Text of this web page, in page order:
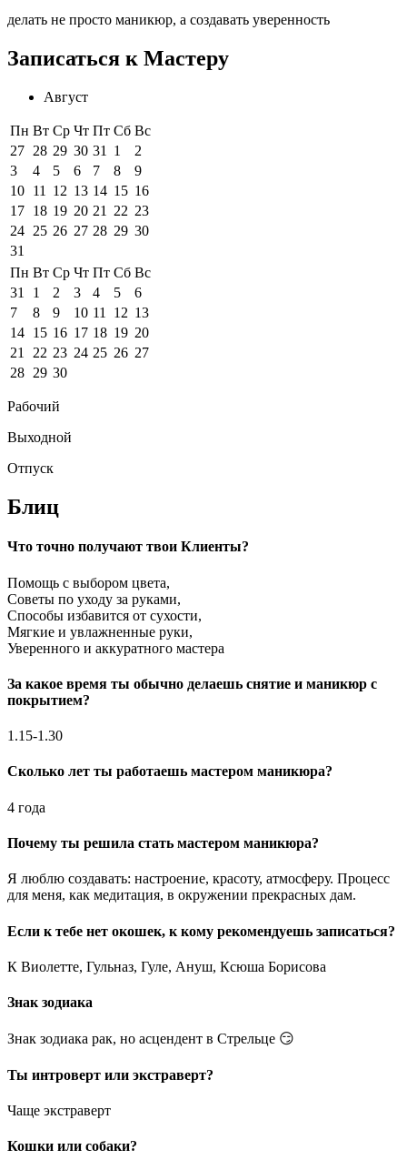
делать не просто маникюр, а создавать уверенность
Записаться к Мастеру
Август
Пн Вт Ср Чт Пт Сб Вс
27 28 29 30 31 1
2
3
4 5 6 7 8
9
10 11 12 13 14 15 16
17 18 19 20 21 22 23
24 25 26 27 28 29 30
31
Пн Вт Ср Чт Пт Сб Вс
31
1 2 3 4 5
6
7
8 9 10 11 12 13
14 15 16 17 18 19 20
21
22 23 24 25 26 27
28 29 30
Рабочий
Выходной
Отпуск
Блиц
Что точно получают твои Клиенты?
Помощь с выбором цвета,
Советы по уходу за руками,
Способы избавится от сухости,
Мягкие и увлажненные руки,
Уверенного и аккуратного мастера
За какое время ты обычно делаешь снятие и маникюр с
покрытием?
1.15-1.30
Сколько лет ты работаешь мастером маникюра?
4 года
Почему ты решила стать мастером маникюра?
Я люблю создавать: настроение, красоту, атмосферу. Процесс
для меня, как медитация, в окружении прекрасных дам.
Если к тебе нет окошек, к кому рекомендуешь записаться?
К Виолетте, Гульназ, Гуле, Ануш, Ксюша Борисова
Знак зодиака
Знак зодиака рак, но асцендент в Стрельце 😏
Ты интроверт или экстраверт?
Чаще экстраверт
Кошки или собаки?